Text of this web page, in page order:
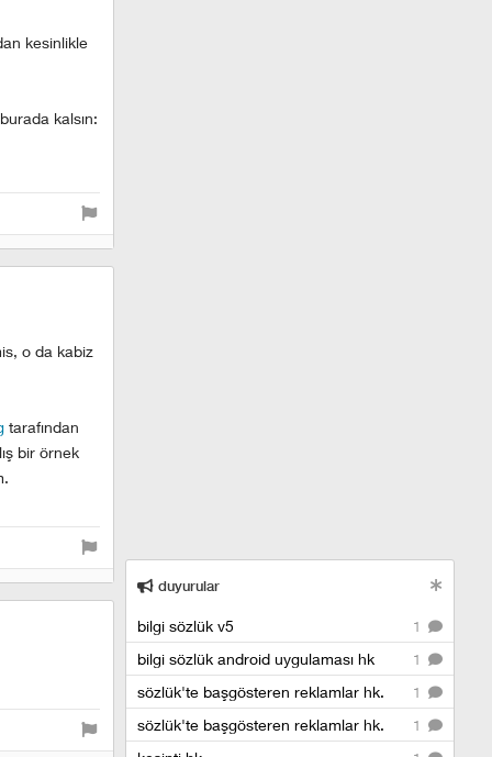
kesinlikle
kalsın:
o da kabiz
tarafından
bir örnek
duyurular
1
bilgi sözlük v5
1
bilgi sözlük android uygulaması hk
1
sözlük'te başgösteren reklamlar hk.
1
sözlük'te başgösteren reklamlar hk.